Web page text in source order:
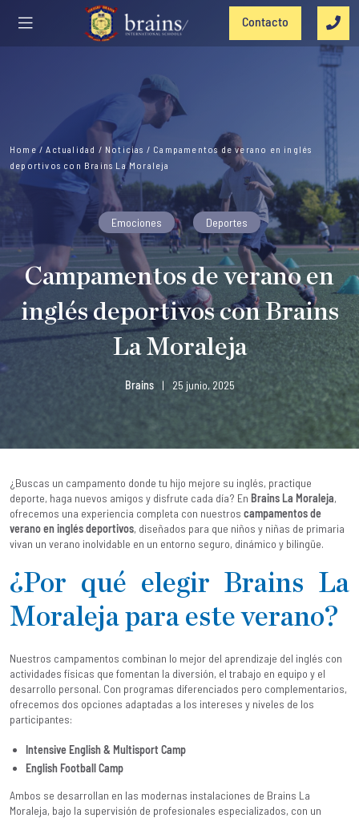
Contacto
Home /Actualidad / Noticias / Campamentos de verano en inglés
deportivos con Brains La Moraleja
Emociones Deportes
Campamentos de verano en
inglés deportivos con Brains
La Moraleja
Brains | 25 junio, 2025
¿Buscas un campamento donde tu hijo mejore su inglés, practique
deporte, haga nuevos amigos y disfrute cada día? En Brains La Moraleja,
ofrecemos una experiencia completa con nuestros campamentos de
verano en inglés deportivos, diseñados para que niños y niñas de primaria
vivan un verano inolvidable en un entorno seguro, dinámico y bilingüe.
¿Por qué elegir Brains La
Moraleja para este verano?
Nuestros campamentos combinan lo mejor del aprendizaje del inglés con
actividades físicas que fomentan la diversión, el trabajo en equipo y el
desarrollo personal. Con programas diferenciados pero complementarios,
ofrecemos dos opciones adaptadas a los intereses y niveles de los
participantes:
Intensive English & Multisport Camp
English Football Camp
Ambos se desarrollan en las modernas instalaciones de Brains La
Moraleja, bajo la supervisión de profesionales especializados, con un